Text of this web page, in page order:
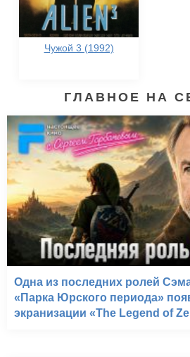
Чужой 3 (1992)
ГЛАВНОЕ НА
Одна из последних ролей
«Парка Юрского периода»
экранизации «The Legend of